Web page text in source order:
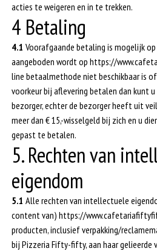
acties te weigeren en in te trekken.
4 Betaling
4.1 Voorafgaande betaling is mogelijk
aangeboden wordt op https://
line betaalmethode niet beschikbaar is
voorkeur bij aflevering betalen dan kunt
bezorger, echter de bezorger heeft uit
meer dan € 15,-wisselgeld bij zich en u
gepast te betalen.
5. Rechten van
eigendom
5.1 Alle rechten van intellectuele
content van) https://
producten, inclusief verpakking/
bij Pizzeria Fifty-fifty, aan haar